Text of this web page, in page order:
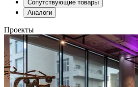
Сопутствующие товары
Аналоги
Проекты